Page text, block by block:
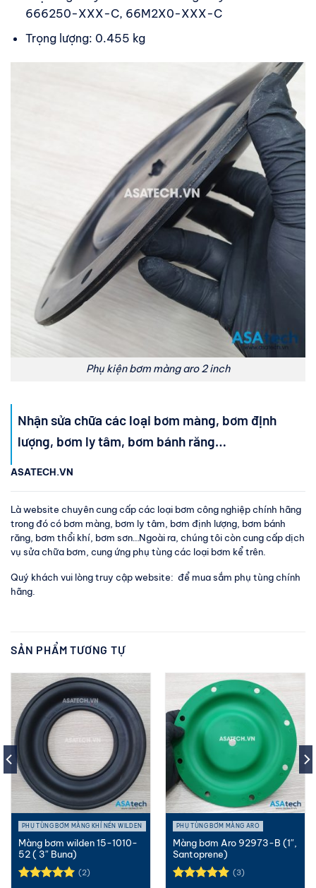
666250-XXX-C, 66M2X0-XXX-C
Trọng lượng: 0.455 kg
Phụ kiện bơm màng aro 2 inch
Nhận sửa chữa các loại bơm màng, bơm định
lượng, bơm ly tâm, bơm bánh răng…
ASATECH.VN
Là website chuyên cung cấp các loại bơm công nghiệp chính hãng
trong đó có bơm màng, bơm ly tâm, bơm định lượng, bơm bánh
răng, bơm thổi khí, bơm sơn…Ngoài ra, chúng tôi còn cung cấp dịch
vụ sửa chữa bơm, cung ứng phụ tùng các loại bơm kể trên.
Quý khách vui lòng truy cập website: để mua sắm phụ tùng chính
hãng.
SẢN PHẨM TƯƠNG TỰ
PHỤ TÙNG BƠM MÀNG KHÍ NÉN WILDEN
Màng bơm wilden 15-1010-
52 ( 3″ Buna)
(2)
PHỤ TÙNG BƠM MÀNG ARO
Màng bơm Aro 92973-B (1″,
Santoprene)
(3)